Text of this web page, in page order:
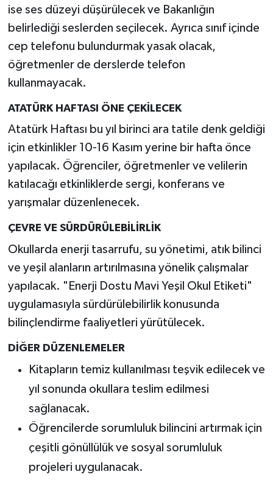
ise ses düzeyi düşürülecek ve Bakanlığın
belirlediği seslerden seçilecek. Ayrıca sınıf içinde
cep telefonu bulundurmak yasak olacak,
öğretmenler de derslerde telefon
kullanmayacak.
ATATÜRK HAFTASI ÖNE ÇEKİLECEK
Atatürk Haftası bu yıl birinci ara tatile denk geldiği
için etkinlikler 10-16 Kasım yerine bir hafta önce
yapılacak. Öğrenciler, öğretmenler ve velilerin
katılacağı etkinliklerde sergi, konferans ve
yarışmalar düzenlenecek.
ÇEVRE VE SÜRDÜRÜLEBİLİRLİK
Okullarda enerji tasarrufu, su yönetimi, atık bilinci
ve yeşil alanların artırılmasına yönelik çalışmalar
yapılacak. "Enerji Dostu Mavi Yeşil Okul Etiketi"
uygulamasıyla sürdürülebilirlik konusunda
bilinçlendirme faaliyetleri yürütülecek.
DİĞER DÜZENLEMELER
Kitapların temiz kullanılması teşvik edilecek ve
yıl sonunda okullara teslim edilmesi
sağlanacak.
Öğrencilerde sorumluluk bilincini artırmak için
çeşitli gönüllülük ve sosyal sorumluluk
projeleri uygulanacak.